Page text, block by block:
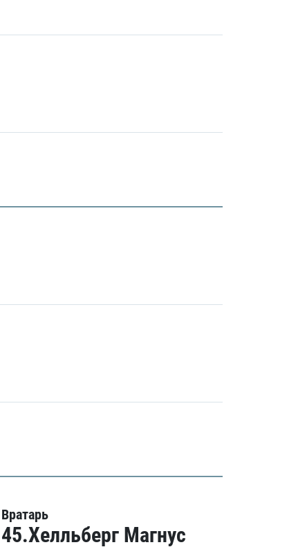
Вратарь
45.Хелльберг Магнус